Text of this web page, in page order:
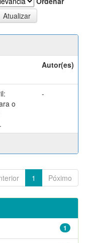
Autor(es)
o
-
1 Póximo
1